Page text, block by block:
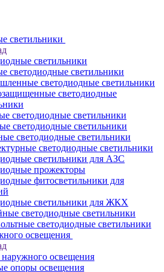
светильники
светильники
светодиодные светильники
светодиодные светильники
светодиодные
светодиодные светильники
светодиодные светильники
светодиодные светильники
светодиодные светильники
светильники для АЗС
прожекторы
фитосветильники для
светильники для ЖКХ
светодиодные светильники
светодиодные светильники
освещения
освещения
опоры освещения